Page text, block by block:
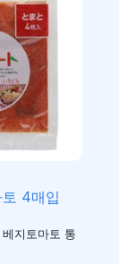
4매입
지토마토 통